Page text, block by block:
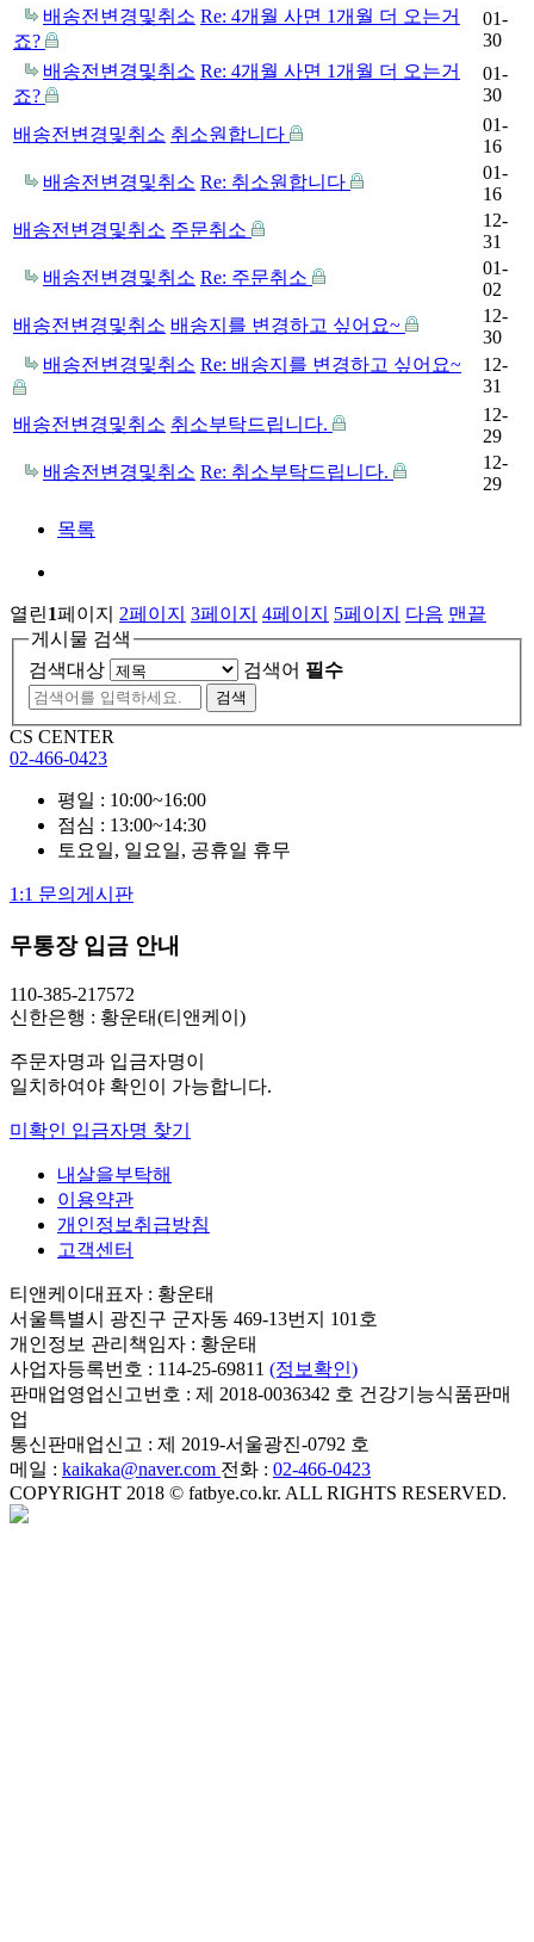
배송전변경및취소 Re: 4개월 사면 1개월 더 오는거
죠?
01-
30
배송전변경및취소 Re: 4개월 사면 1개월 더 오는거
죠?
01-
30
배송전변경및취소 취소원합니다
01-
16
배송전변경및취소 Re: 취소원합니다
01-
16
배송전변경및취소 주문취소
12-
31
배송전변경및취소 Re: 주문취소
01-
02
배송전변경및취소 배송지를 변경하고 싶어요~
12-
30
배송전변경및취소 Re: 배송지를 변경하고 싶어요~
12-
31
배송전변경및취소 취소부탁드립니다.
12-
29
배송전변경및취소 Re: 취소부탁드립니다.
12-
29
목록
열린1페이지 2페이지 3페이지 4페이지 5페이지 다음 맨끝
게시물 검색
검색대상
검색어 필수
CS CENTER
02-466-0423
평일 : 10:00~16:00
점심 : 13:00~14:30
토요일, 일요일, 공휴일 휴무
1:1 문의게시판
무통장 입금 안내
110-385-217572
신한은행 : 황운태(티앤케이)
주문자명과 입금자명이
일치하여야 확인이 가능합니다.
미확인 입금자명 찾기
내살을부탁해
이용약관
개인정보취급방침
고객센터
티앤케이 대표자 : 황운태
서울특별시 광진구 군자동 469-13번지 101호
개인정보 관리책임자 : 황운태
사업자등록번호 : 114-25-69811 (정보확인)
판매업영업신고번호 : 제 2018-0036342 호 건강기능식품판매
업
통신판매업신고 : 제 2019-서울광진-0792 호
메일 : kaikaka@naver.com 전화 : 02-466-0423
COPYRIGHT 2018 © fatbye.co.kr. ALL RIGHTS RESERVED.